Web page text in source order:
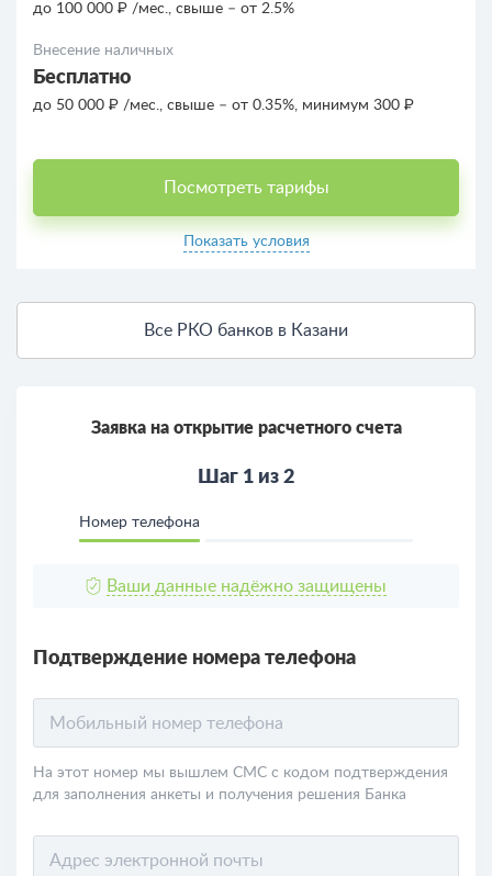
до 100 000 ₽ /мес., свыше – от 2.5%
Внесение наличных
Бесплатно
до 50 000 ₽ /мес., свыше – от 0.35%, минимум 300 ₽
Посмотреть тарифы
Показать условия
Все РКО банков в Казани
Заявка на открытие расчетного счета
Шаг 1 из 2
Номер телефона
Ваши данные надёжно защищены
Подтверждение номера телефона
Мобильный номер телефона
На этот номер мы вышлем СМС с кодом подтверждения
для заполнения анкеты и получения решения Банка
Адрес электронной почты